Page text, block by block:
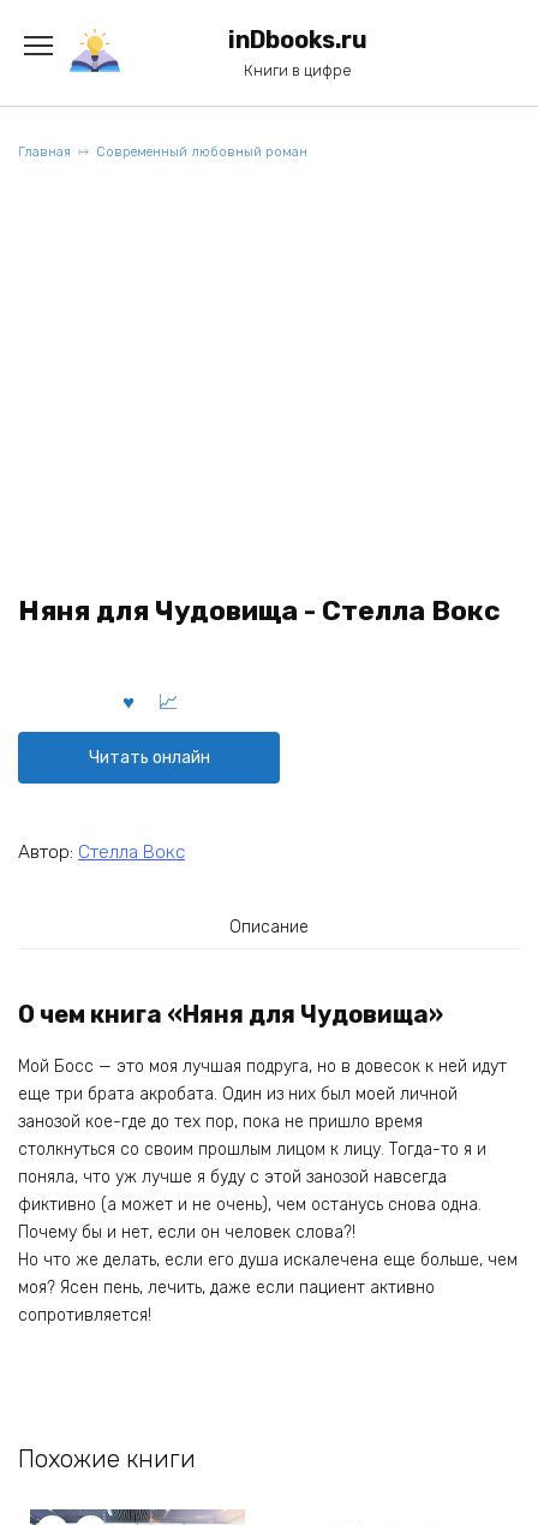
содержанию
inDbooks.ru
Книги в цифре
Главная Современный любовный роман
Няня для Чудовища - Стелла Вокс
Читать онлайн
Автор: Стелла Вокс
Описание
О чем книга «Няня для Чудовища»
Мой Босс — это моя лучшая подруга, но в довесок к ней идут
еще три брата акробата. Один из них был моей личной
занозой кое-где до тех пор, пока не пришло время
столкнуться со своим прошлым лицом к лицу. Тогда-то я и
поняла, что уж лучше я буду с этой занозой навсегда
фиктивно (а может и не очень), чем останусь снова одна.
Почему бы и нет, если он человек слова?!
Но что же делать, если его душа искалечена еще больше, чем
моя? Ясен пень, лечить, даже если пациент активно
сопротивляется!
Похожие книги